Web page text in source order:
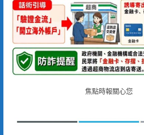
焦點時報關心您